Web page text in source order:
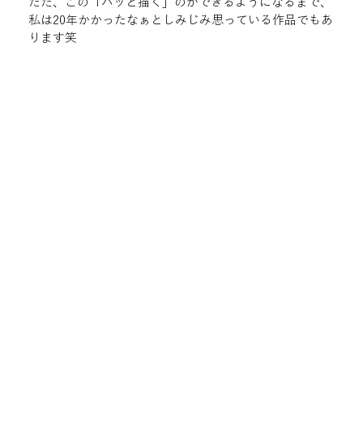
私は20年かかったなぁとしみじみ思っている作品でもあ
ります笑